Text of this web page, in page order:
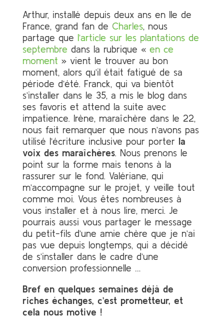
Arthur, installé depuis deux ans en Ile de
France, grand fan de Charles, nous
partage que l’article sur les plantations de
septembre dans la rubrique « en ce
moment » vient le trouver au bon
moment, alors qu’il était fatigué de sa
période d’été. Franck, qui va bientôt
s’installer dans le 35, a mis le blog dans
ses favoris et attend la suite avec
impatience. Irène, maraîchère dans le 22,
nous fait remarquer que nous n’avons pas
utilisé l’écriture inclusive pour porter la
voix des maraîchères. Nous prenons le
point sur la forme mais tenons à la
rassurer sur le fond. Valériane, qui
m’accompagne sur le projet, y veille tout
comme moi. Vous êtes nombreuses à
vous installer et à nous lire, merci. Je
pourrais aussi vous partager le message
du petit-fils d’une amie chère que je n’ai
pas vue depuis longtemps, qui a décidé
de s’installer dans le cadre d’une
conversion professionnelle …
Bref en quelques semaines déjà de
riches échanges, c’est prometteur, et
cela nous motive !